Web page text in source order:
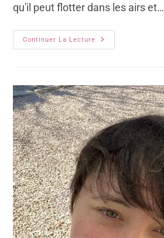
qu'il peut flotter dans les airs et…
Continuer La Lecture